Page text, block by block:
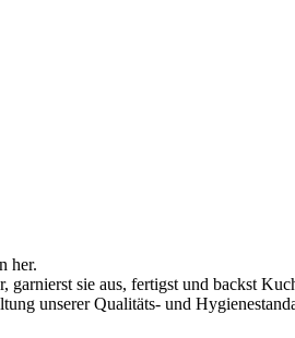
her.
sie aus, fertigst und backst
unserer Qualitäts- und